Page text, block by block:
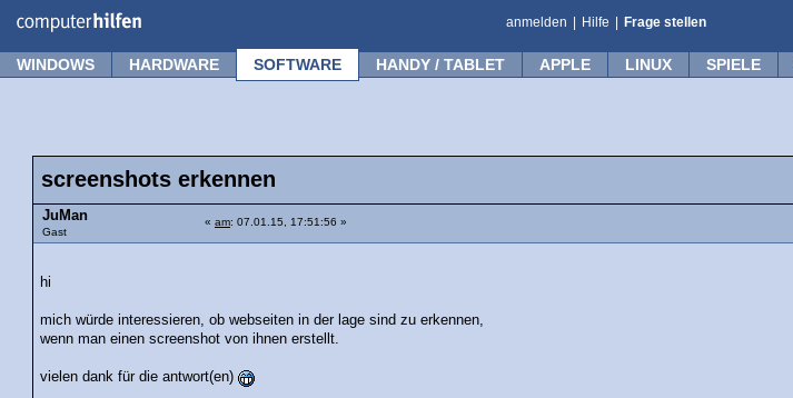
anmelden Hilfe Frage stellen
WINDOWS HARDWARE SOFTWARE HANDY / TABLET APPLE LINUX SPIELE
screenshots erkennen
JuMan
Gast
« am: 07.01.15, 17:51:56 »
hi
mich würde interessieren, ob webseiten in der lage sind zu erkennen,
wenn man einen screenshot von ihnen erstellt.
vielen dank für die antwort(en)